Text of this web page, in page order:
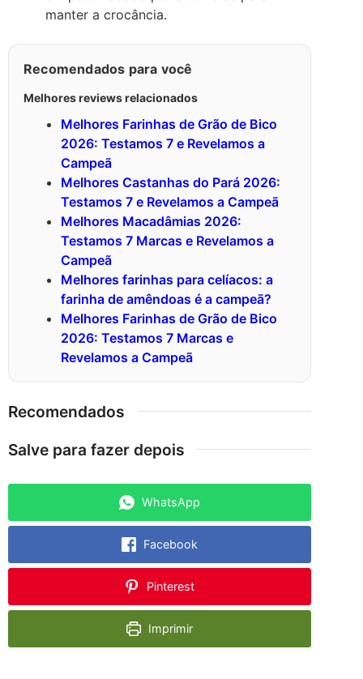
manter a crocância.
Recomendados para você
Melhores reviews relacionados
Melhores Farinhas de Grão de Bico
2026: Testamos 7 e Revelamos a
Campeã
Melhores Castanhas do Pará 2026:
Testamos 7 e Revelamos a Campeã
Melhores Macadâmias 2026:
Testamos 7 Marcas e Revelamos a
Campeã
Melhores farinhas para celíacos: a
farinha de amêndoas é a campeã?
Melhores Farinhas de Grão de Bico
2026: Testamos 7 Marcas e
Revelamos a Campeã
Recomendados
Salve para fazer depois
WhatsApp
Facebook
Pinterest
Imprimir